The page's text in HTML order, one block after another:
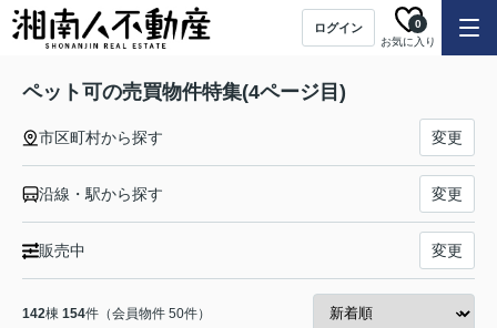
ログイン
お気に入り
0
ペット可の売買物件特集(4ページ目)
市区町村から探す 変更
沿線・駅から探す 変更
販売中 変更
142棟 154件（会員物件 50件）